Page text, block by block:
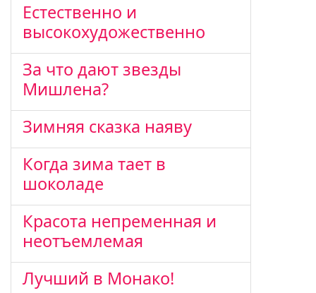
Естественно и
высокохудожественно
За что дают звезды
Мишлена?
Зимняя сказка наяву
Когда зима тает в
шоколаде
Красота непременная и
неотъемлемая
Лучший в Монако!